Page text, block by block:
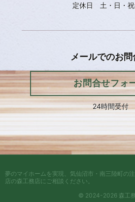
定休日 土・日・祝
メールでのお問
お問合せフォ
24時間受付
© 2024-2026 森工
夢のマイホームを実現、 気仙沼市・南三陸町の
店の森工務店にご相談ください。